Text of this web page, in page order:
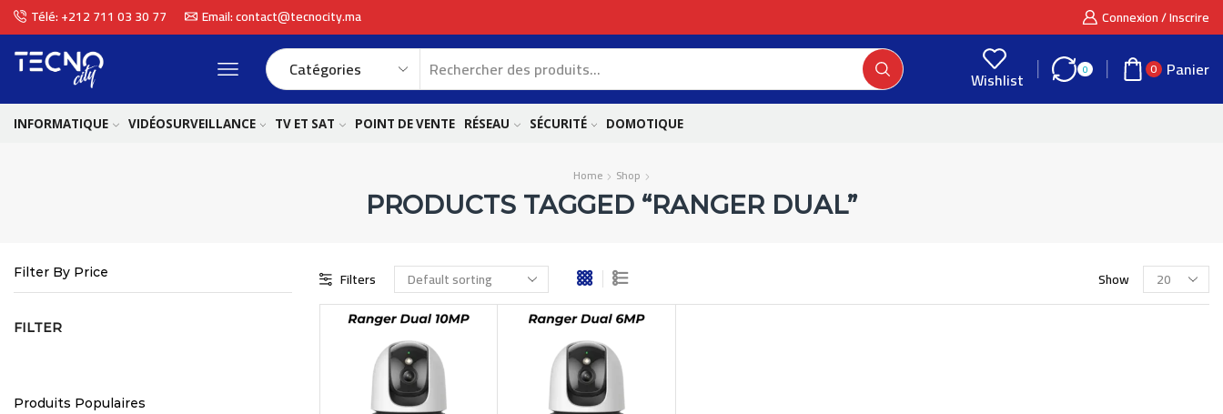
Télé: +212 711 03 30 77 Email: contact@tecnocity.ma Connexion / Inscrire
Wishlist 0 0 Panier
INFORMATIQUE VIDÉOSURVEILLANCE TV ET SAT POINT DE VENTE RÉSEAU SÉCURITÉ DOMOTIQUE
Home Shop
PRODUCTS TAGGED “RANGER DUAL”
Filters Show
Filter By Price
FILTER
Produits Populaires